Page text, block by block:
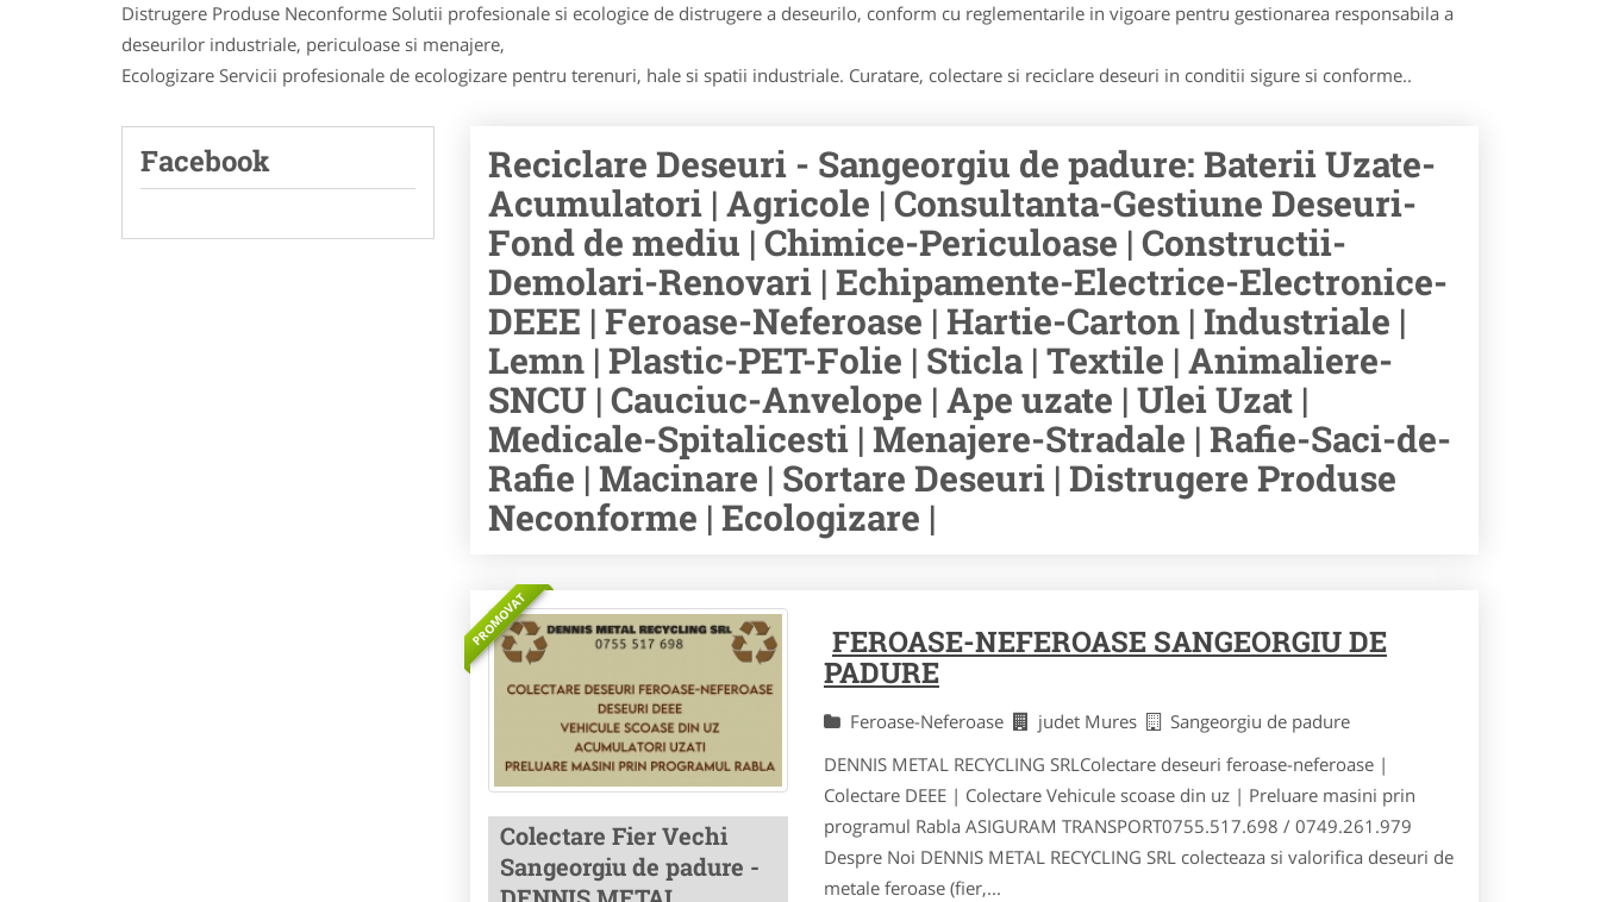
Distrugere Produse Neconforme Solutii profesionale si ecologice de distrugere a deseurilo, conform cu reglementarile in vigoare pentru gestionarea responsabila a
deseurilor industriale, periculoase si menajere,
Ecologizare Servicii profesionale de ecologizare pentru terenuri, hale si spatii industriale. Curatare, colectare si reciclare deseuri in conditii sigure si conforme..
Facebook
Reciclare Deseuri - Sangeorgiu de padure: Baterii Uzate-
Acumulatori | Agricole | Consultanta-Gestiune Deseuri-
Fond de mediu | Chimice-Periculoase | Constructii-
Demolari-Renovari | Echipamente-Electrice-Electronice-
DEEE | Feroase-Neferoase | Hartie-Carton | Industriale |
Lemn | Plastic-PET-Folie | Sticla | Textile | Animaliere-
SNCU | Cauciuc-Anvelope | Ape uzate | Ulei Uzat |
Medicale-Spitalicesti | Menajere-Stradale | Rafie-Saci-de-
Rafie | Macinare | Sortare Deseuri | Distrugere Produse
Neconforme | Ecologizare |
PROMOVAT
Colectare Fier Vechi
Sangeorgiu de padure -
FEROASE-NEFEROASE SANGEORGIU DE
PADURE
Feroase-Neferoase judet Mures
Sangeorgiu de padure
DENNIS METAL RECYCLING SRLColectare deseuri feroase-neferoase |
Colectare DEEE | Colectare Vehicule scoase din uz | Preluare masini prin
programul Rabla ASIGURAM TRANSPORT0755.517.698 / 0749.261.979
Despre Noi DENNIS METAL RECYCLING SRL colecteaza si valorifica deseuri de
metale feroase (fier,...